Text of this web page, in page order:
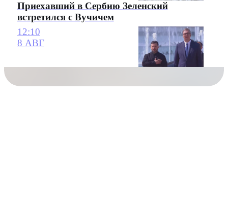
Приехавший в Сербию Зеленский
встретился с Вучичем
12:10
8 АВГ